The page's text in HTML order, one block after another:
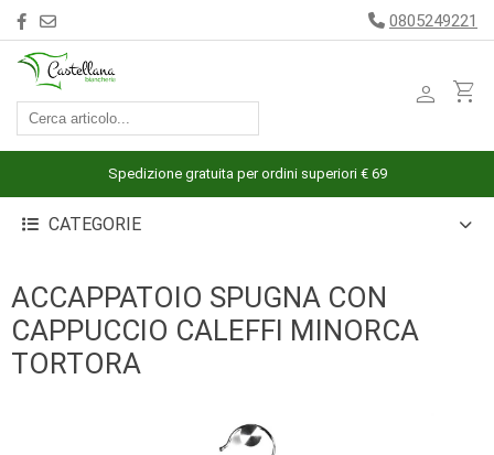
ACCESSORI
ARREDAMENTO
BIANCHERIA
CUCINA
INTIMO
0805249221
person shopping_cart
Spedizione gratuita per ordini superiori € 69
CATEGORIE
ACCAPPATOIO SPUGNA CON
CAPPUCCIO CALEFFI MINORCA
TORTORA